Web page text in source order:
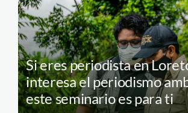
Si eres periodista en
interesa el periodismo
este seminario es para ti